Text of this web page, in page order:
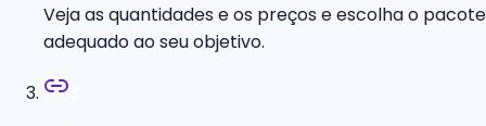
Veja as quantidades e os preços e escolha o pacote
adequado ao seu objetivo.